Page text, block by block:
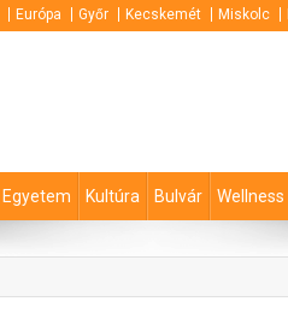
Európa Győr Kecskemét Miskolc
Egyetem Kultúra Bulvár Wellness